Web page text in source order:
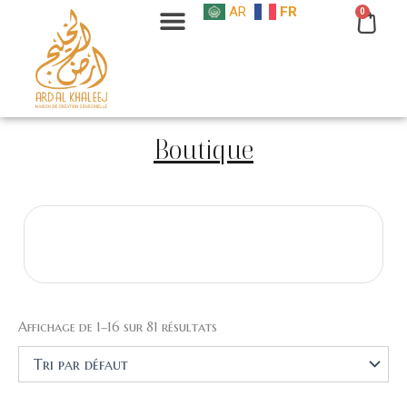
contenu
AR FR 0
Cart
Boutique
Affichage de 1–16 sur 81 résultats